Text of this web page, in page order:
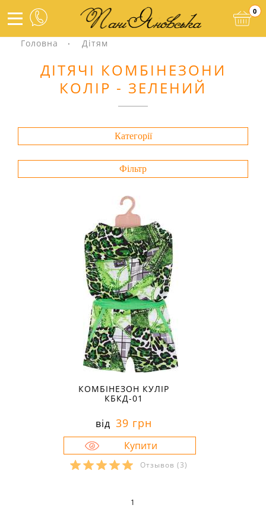
0
Головна Дітям
ДІТЯЧІ КОМБІНЕЗОНИ
КОЛІР - ЗЕЛЕНИЙ
Категорії
Фільтр
КОМБІНЕЗОН КУЛІР
КБКД-01
від 39 грн
Отзывов (3)
1